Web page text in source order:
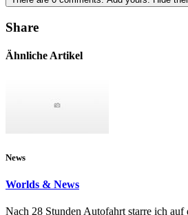
Share
Ähnliche Artikel
News
Worlds & News
Nach 28 Stunden Autofahrt starre ich auf